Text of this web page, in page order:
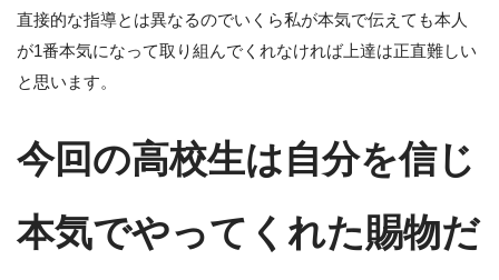
直接的な指導とは異なるのでいくら私が本気で伝えても本人
が1番本気になって取り組んでくれなければ上達は正直難しい
と思います。
今回の高校生は自分を信じ
本気でやってくれた賜物だ